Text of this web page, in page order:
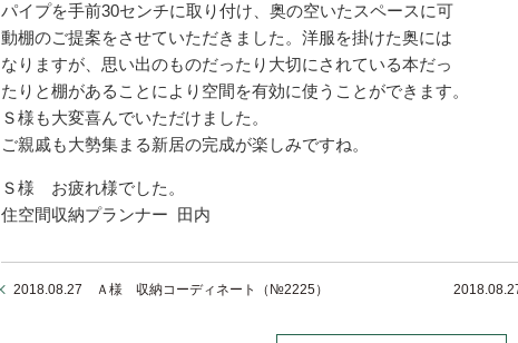
パイプを手前30センチに取り付け、奥の空いたスペースに可
動棚のご提案をさせていただきました。洋服を掛けた奥には
なりますが、思い出のものだったり大切にされている本だっ
たりと棚があることにより空間を有効に使うことができます。
Ｓ様も大変喜んでいただけました。
ご親戚も大勢集まる新居の完成が楽しみですね。
Ｓ様 お疲れ様でした。
住空間収納プランナー 田内
2018.08.27 Ａ様 収納コーディネート（№2225）